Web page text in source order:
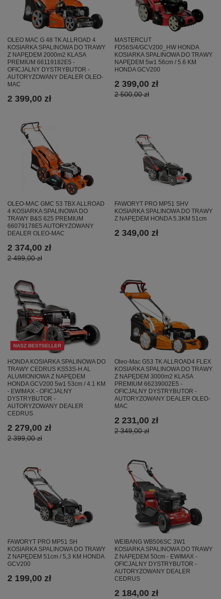
OLEO MAC G 48 TK ALLROAD 4
KOSIARKA SPALINOWA DO TRAWY
Z NAPĘDEM 2000m2 KLASA
PREMIUM 66119182E5 -
OFICJALNY DYSTRYBUTOR -
AUTORYZOWANY DEALER OLEO-
MAC
2 399,00 zł
MASTERCUT
FD56S/4/GCV200_HW HONDA
KOSIARKA SPALINOWA DO TRAWY
NAPĘDEM 5w1 56cm / 5.6 KM
HONDA GCV200
2 399,00 zł
2 500,00 zł
OLEO-MAC GMC 53 TBX ALLROAD
4 KOSIARKA SPALINOWA DO
TRAWY B&S 625 PREMIUM
66079178E5 AUTORYZOWANY
DEALER OLEO-MAC
2 374,00 zł
2 499,00 zł
FAWORYT PRO MP51 SHV
KOSIARKA SPALINOWA DO TRAWY
Z NAPĘDEM HONDA 5.3KM 51cm
2 349,00 zł
NASZ BESTSELLER
HONDA KOSIARKA SPALINOWA DO
TRAWY CEDRUS KS53S-H AL
ALUMIONIOWA Z NAPĘDEM
HONDA GCV200 5w1 53cm / 4.1 KM
- EWIMAX - OFICJALNY
DYSTRYBUTOR -
AUTORYZOWANY DEALER
CEDRUS
2 279,00 zł
2 399,00 zł
Oleo-Mac G53 TK ALLROAD4 FLEX
KOSIARKA SPALINOWA DO TRAWY
Z NAPĘDEM 3000m2 KLASA
PREMIUM 66239002E5 -
OFICJALNY DYSTRYBUTOR -
AUTORYZOWANY DEALER OLEO-
MAC
2 231,00 zł
2 349,00 zł
FAWORYT PRO MP51 SH
KOSIARKA SPALINOWA DO TRAWY
Z NAPĘDEM 51cm / 5,3 KM HONDA
GCV200
2 199,00 zł
WEIBANG WB506SC 3W1
KOSIARKA SPALINOWA DO TRAWY
Z NAPĘDEM 50cm - EWIMAX -
OFICJALNY DYSTRYBUTOR -
AUTORYZOWANY DEALER
CEDRUS
2 184,00 zł